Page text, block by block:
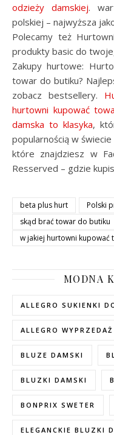
odzieży damskiej.
polskiej – najwyższa
Polecamy też
produkty basic do
Zakupy hurtowe:
towar do butiku?
zobacz bestsellery.
hurtowni kupować
damska to klasyka,
popularnością w
które znajdziesz w
Resserved – gdzie
beta plus hurt
Polski
skąd brać towar do butiku
w jakiej hurtowni kupować
MODNA
ALLEGRO SUKIENKI
ALLEGRO WYPRZEDAŻ
BLUZE DAMSKI
BLUZKI DAMSKI
BONPRIX SWETER
ELEGANCKIE BLUZKI